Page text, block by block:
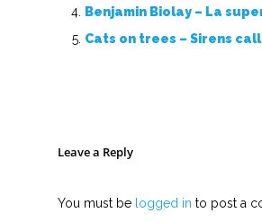
Benjamin Biolay – La
Cats on trees – Sirens call
Leave a Reply
You must be logged in to post a